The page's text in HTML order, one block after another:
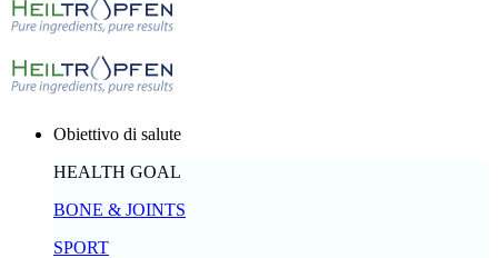
Obiettivo di salute
HEALTH GOAL
BONE & JOINTS
SPORT